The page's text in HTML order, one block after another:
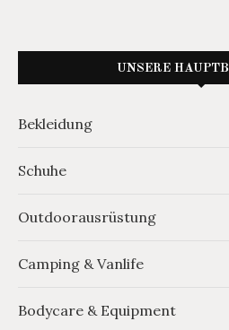
UNSERE
Bekleidung
Schuhe
Outdoorausrüstung
Camping & Vanlife
Bodycare & Equipment